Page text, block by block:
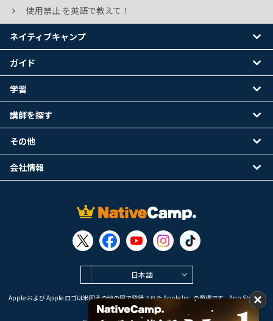
使用禁止 を英語で教えて！
日本語
Apple および Apple ロゴは米国その他の国で登録された Apple Inc. の商標です。App Store は
Apple Inc. のサービスマークです。
ネイティブキャンプ
ガイド
学習
講師を探す
その他
会社情報